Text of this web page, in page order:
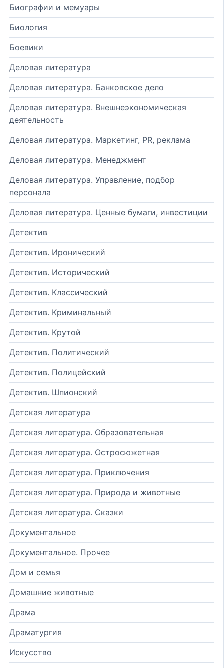
Биографии и мемуары
Биология
Боевики
Деловая литература
Деловая литература. Банковское дело
Деловая литература. Внешнеэкономическая
деятельность
Деловая литература. Маркетинг, PR, реклама
Деловая литература. Менеджмент
Деловая литература. Управление, подбор
персонала
Деловая литература. Ценные бумаги, инвестиции
Детектив
Детектив. Иронический
Детектив. Исторический
Детектив. Классический
Детектив. Криминальный
Детектив. Крутой
Детектив. Политический
Детектив. Полицейский
Детектив. Шпионский
Детская литература
Детская литература. Образовательная
Детская литература. Остросюжетная
Детская литература. Приключения
Детская литература. Природа и животные
Детская литература. Сказки
Документальное
Документальное. Прочее
Дом и семья
Домашние животные
Драма
Драматургия
Искусство